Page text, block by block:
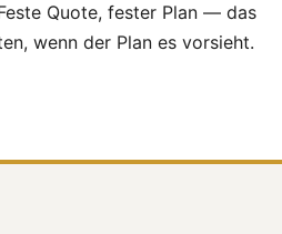
Quote, fester Plan — das
wenn der Plan es vorsieht.